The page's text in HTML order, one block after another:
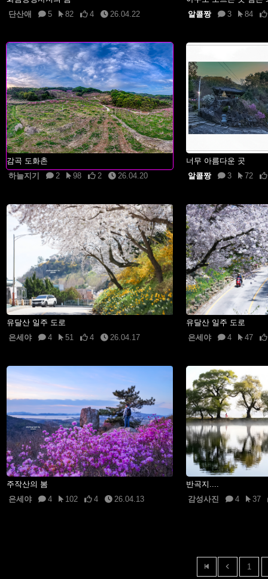
단산애
5 82 4 26.04.22
알콜짱
3 84
감곡 도화촌
하늘지기
2 98 2 26.04.20
너무 아름다운 곳
알콜짱
3 72
유달산 일주 도로
은세야
4 51 4 26.04.17
유달산 일주 도로
은세야
4 47
주작산의 봄
은세야
4 102 4 26.04.13
반곡지....
감성사진
4 37
1